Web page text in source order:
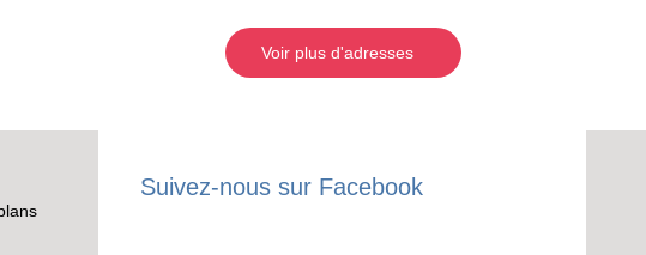
Voir plus d'adresses
Suivez-nous sur Facebook